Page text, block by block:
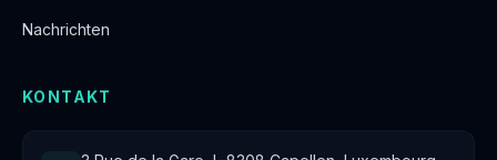
Nachrichten
KONTAKT